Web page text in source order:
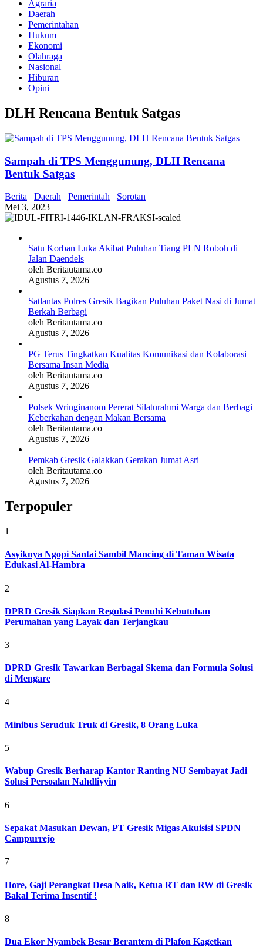
Agraria
Daerah
Pemerintahan
Hukum
Ekonomi
Olahraga
Nasional
Hiburan
Opini
DLH Rencana Bentuk Satgas
Sampah di TPS Menggunung, DLH Rencana
Bentuk Satgas
Berita Daerah Pemerintah
Sorotan
Mei 3, 2023
Satu Korban Luka Akibat Puluhan Tiang PLN Roboh di
Jalan Daendels
oleh Beritautama.co
Agustus 7, 2026
Satlantas Polres Gresik Bagikan Puluhan Paket Nasi di Jumat
Berkah Berbagi
oleh Beritautama.co
Agustus 7, 2026
PG Terus Tingkatkan Kualitas Komunikasi dan Kolaborasi
Bersama Insan Media
oleh Beritautama.co
Agustus 7, 2026
Polsek Wringinanom Pererat Silaturahmi Warga dan Berbagi
Keberkahan dengan Makan Bersama
oleh Beritautama.co
Agustus 7, 2026
Pemkab Gresik Galakkan Gerakan Jumat Asri
oleh Beritautama.co
Agustus 7, 2026
Terpopuler
1
Asyiknya Ngopi Santai Sambil Mancing di Taman Wisata
Edukasi Al-Hambra
2
DPRD Gresik Siapkan Regulasi Penuhi Kebutuhan
Perumahan yang Layak dan Terjangkau
3
DPRD Gresik Tawarkan Berbagai Skema dan Formula Solusi
di Mengare
4
Minibus Seruduk Truk di Gresik, 8 Orang Luka
5
Wabup Gresik Berharap Kantor Ranting NU Sembayat Jadi
Solusi Persoalan Nahdliyyin
6
Sepakat Masukan Dewan, PT Gresik Migas Akuisisi SPDN
Campurrejo
7
Hore, Gaji Perangkat Desa Naik, Ketua RT dan RW di Gresik
Bakal Terima Insentif !
8
Dua Ekor Nyambek Besar Berantem di Plafon Kagetkan